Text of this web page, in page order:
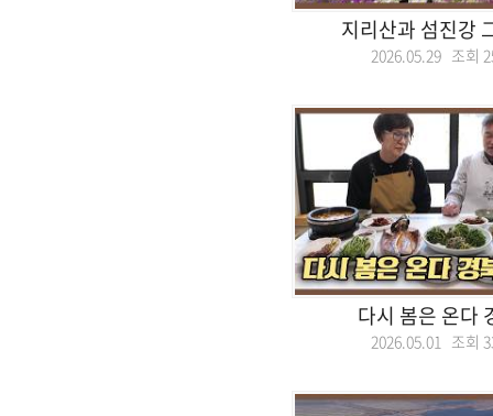
지리산과 섬진강
2026.05.29 조회
다시 봄은 온다
2026.05.01 조회